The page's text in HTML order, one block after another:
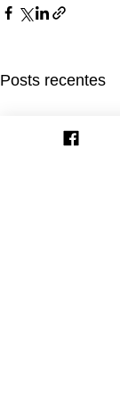
Posts recentes